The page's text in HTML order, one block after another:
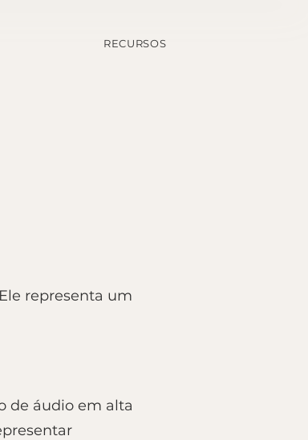
RECURSOS
representa um
de áudio em alta